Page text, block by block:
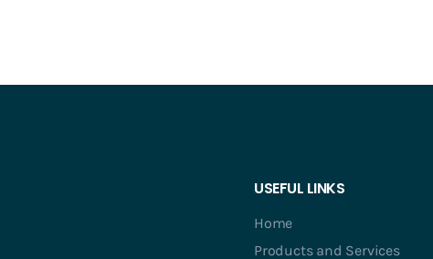
USEFUL LINKS
Home
Products and Services